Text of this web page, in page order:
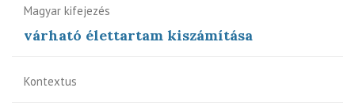
Magyar kifejezés
várható élettartam kiszámítása
Kontextus